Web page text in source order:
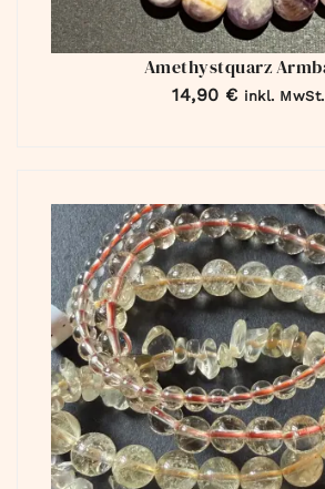
Amethystquarz
14,90 € inkl. MwSt.